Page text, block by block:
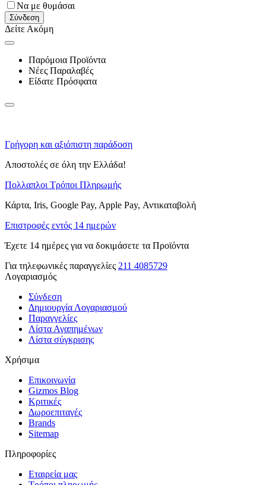
Να με θυμάσαι
Σύνδεση
Δείτε Ακόμη
Παρόμοια Προϊόντα
Νέες Παραλαβές
Είδατε Πρόσφατα
Γρήγορη και αξιόπιστη παράδοση
Αποστολές σε όλη την Ελλάδα!
Πολλαπλοι Τρόποι Πληρωμής
Κάρτα, Iris, Google Pay, Apple Pay, Αντικαταβολή
Επιστροφές εντός 14 ημερών
Έχετε 14 ημέρες για να δοκιμάσετε τα Προϊόντα
Για τηλεφωνικές παραγγελίες 211 4085729
Λογαριασμός
Σύνδεση
Δημιουργία Λογαριασμού
Παραγγελίες
Λίστα Αγαπημένων
Λίστα σύγκρισης
Χρήσιμα
Επικοινωνία
Gizmos Blog
Κριτικές
Δωροεπιταγές
Brands
Sitemap
Πληροφορίες
Εταιρεία μας